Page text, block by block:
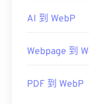
AI 到 WebP
Webpage 到
PDF 到 WebP